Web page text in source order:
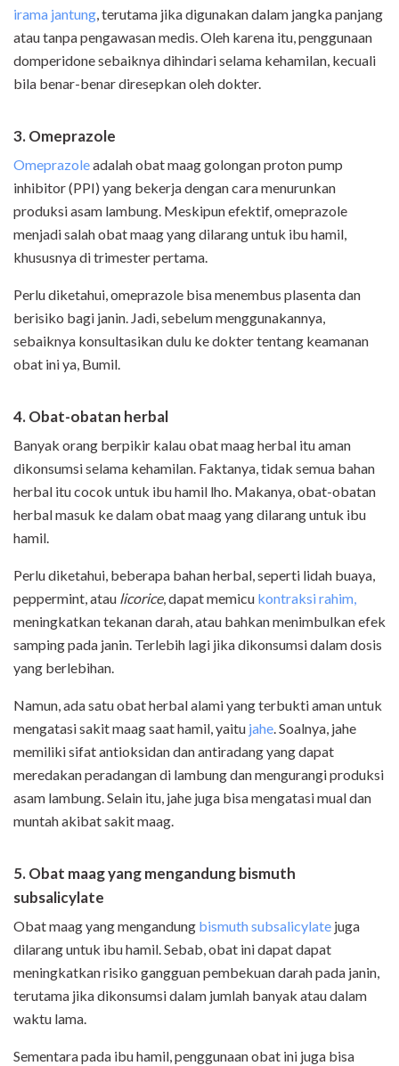
irama jantung , terutama jika digunakan dalam jangka panjang
atau tanpa pengawasan medis. Oleh karena itu, penggunaan
domperidone sebaiknya dihindari selama kehamilan, kecuali
bila benar-benar diresepkan oleh dokter.
3. Omeprazole
Omeprazoleadalah obat maag golongan proton pump
inhibitor (PPI) yang bekerja dengan cara menurunkan
produksi asam lambung. Meskipun efektif, omeprazole
menjadi salah obat maag yang dilarang untuk ibu hamil,
khususnya di trimester pertama.
Perlu diketahui, omeprazole bisa menembus plasenta dan
berisiko bagi janin. Jadi, sebelum menggunakannya,
sebaiknya konsultasikan dulu ke dokter tentang keamanan
obat ini ya, Bumil.
4. Obat-obatan herbal
Banyak orang berpikir kalau obat maag herbal itu aman
dikonsumsi selama kehamilan. Faktanya, tidak semua bahan
herbal itu cocok untuk ibu hamil lho. Makanya, obat-obatan
herbal masuk ke dalam obat maag yang dilarang untuk ibu
hamil.
Perlu diketahui, beberapa bahan herbal, seperti lidah buaya,
peppermint, atau licorice, dapat memicu kontraksi rahim,
meningkatkan tekanan darah, atau bahkan menimbulkan efek
samping pada janin. Terlebih lagi jika dikonsumsi dalam dosis
yang berlebihan.
Namun, ada satu obat herbal alami yang terbukti aman untuk
mengatasi sakit maag saat hamil, yaitu jahe . Soalnya, jahe
memiliki sifat antioksidan dan antiradang yang dapat
meredakan peradangan di lambung dan mengurangi produksi
asam lambung. Selain itu, jahe juga bisa mengatasi mual dan
muntah akibat sakit maag.
5. Obat maag yang mengandung bismuth
subsalicylate
Obat maag yang mengandung bismuth subsalicylate juga
dilarang untuk ibu hamil. Sebab, obat ini dapat dapat
meningkatkan risiko gangguan pembekuan darah pada janin,
terutama jika dikonsumsi dalam jumlah banyak atau dalam
waktu lama.
Sementara pada ibu hamil, penggunaan obat ini juga bisa